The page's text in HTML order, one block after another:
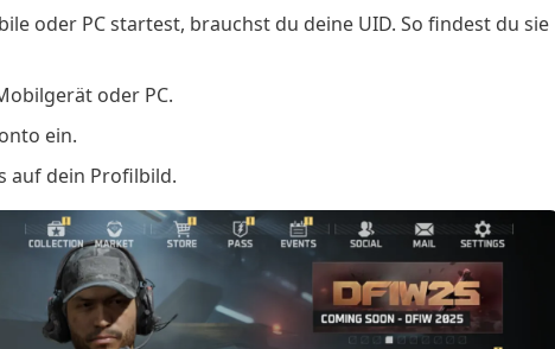
oder PC startest, brauchst du deine UID. So findest du sie
oder PC.
ein.
auf dein Profilbild.